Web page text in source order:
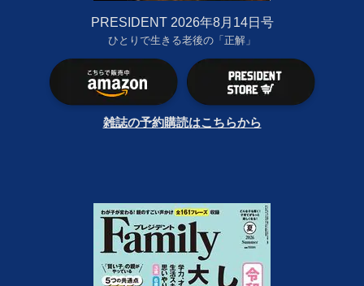
PRESIDENT 2026年8月14日号
ひとりで生きる老後の「正解」
雑誌の予約購読はこちらから